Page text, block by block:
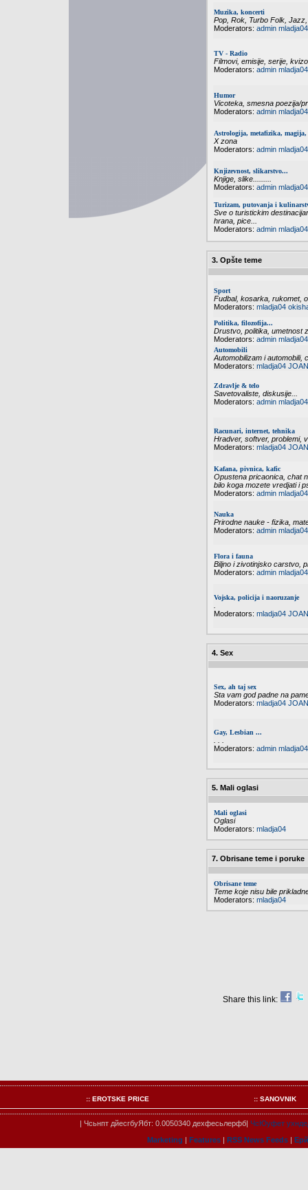
Muzika, koncerti
Pop, Rok, Turbo Folk,
Moderators: admin mladja04
TV - Radio
Filmovi, emisije, serije,
Moderators: admin mladja04
Humor
Vicoteka, smesna poezija/
Moderators: admin mladja04
Astrologija, metafizika,
X zona
Moderators: admin mladja04
Knjizevnost, slikarstvo...
Knjige, slike.........
Moderators: admin mladja04
Turizam, putovanja i
Sve o turistickim
hrana, pice...
Moderators: admin mladja04
3. Opšte teme
Sport
Fudbal, kosarka, rukomet,
Moderators: mladja04
Politika, filozofija...
Drustvo, politika, umetnost
Moderators: admin mladja04
Automobili
Automobilizam i automobili,
Moderators: mladja04
Zdravlje & telo
Savetovaliste, diskusije...
Moderators: admin mladja04
Racunari, internet, tehnika
Hradver, softver, problemi,
Moderators: mladja04
Kafana, pivnica, kafic
Opustena pricaonica, chat
bilo koga mozete vredjati i
Moderators: admin mladja04
Nauka
Prirodne nauke - fizika,
Moderators: admin mladja04
Flora i fauna
Biljno i zivotinjsko carstvo,
Moderators: admin mladja04
Vojska, policija i naoruzanje
Moderators: mladja04
4. Sex
Sex, ah taj sex
Sta vam god padne na
Moderators: mladja04
Gay, Lesbian ...
Moderators: admin mladja04
5. Mali oglasi
Mali oglasi
Oglasi
Moderators: mladja04
7. Obrisane teme i poruke
Obrisane teme
Teme koje nisu bile
Moderators: mladja04
Share this link:
:: EROTSKE PRICE :: SANOVNIK
| Чсьнпт дйесгбуЯбт: 0.0050340 дехфесьлерфб| ЧсЮуфет
Marketing | Features| RSS News Feeds|